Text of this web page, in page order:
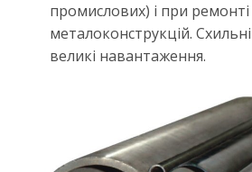
промислових) і при ремонті
металоконструкцій.
великі навантаження.